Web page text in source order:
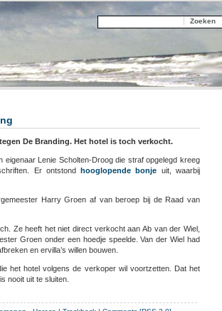
De Branding. Het hotel is toch verkocht.
Lenie Scholten-Droog die straf opgelegd kreeg
Er ontstond
hooglopende bonje uit, waarbij
Harry Groen af van beroep bij de Raad van
Ze heeft het niet direct verkocht aan Ab van der Wiel,
Groen onder een hoedje speelde. Van der Wiel had
en ervilla’s willen bouwen.
het hotel volgens de verkoper wil voortzetten. Dat het
nooit uit te sluiten.